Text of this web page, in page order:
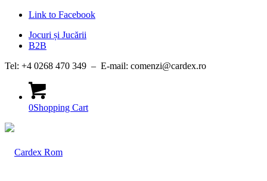
Link to Facebook
Jocuri și Jucării
B2B
Tel: +4 0268 470 349 – E-mail: comenzi@cardex.ro
0Shopping Cart